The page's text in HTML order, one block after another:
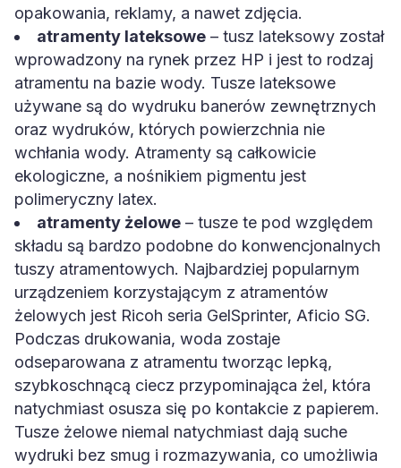
opakowania, reklamy, a nawet zdjęcia.
atramenty lateksowe – tusz lateksowy został
wprowadzony na rynek przez HP i jest to rodzaj
atramentu na bazie wody. Tusze lateksowe
używane są do wydruku banerów zewnętrznych
oraz wydruków, których powierzchnia nie
wchłania wody. Atramenty są całkowicie
ekologiczne, a nośnikiem pigmentu jest
polimeryczny latex.
atramenty żelowe – tusze te pod względem
składu są bardzo podobne do konwencjonalnych
tuszy atramentowych. Najbardziej popularnym
urządzeniem korzystającym z atramentów
żelowych jest Ricoh seria GelSprinter, Aficio SG.
Podczas drukowania, woda zostaje
odseparowana z atramentu tworząc lepką,
szybkoschnącą ciecz przypominająca żel, która
natychmiast osusza się po kontakcie z papierem.
Tusze żelowe niemal natychmiast dają suche
wydruki bez smug i rozmazywania, co umożliwia